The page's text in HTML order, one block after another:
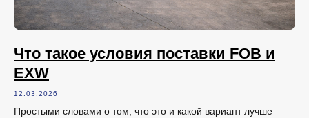
Что такое условия поставки FOB и
EXW
12.03.2026
Простыми словами о том, что это и какой вариант лучше